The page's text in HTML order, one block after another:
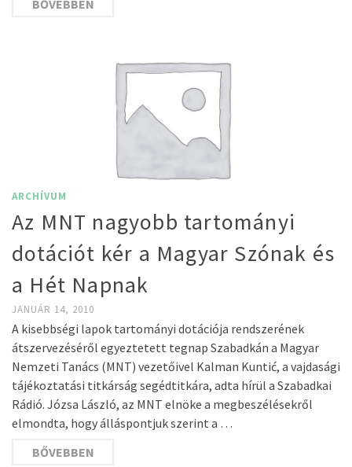
BŐVEBBEN
ARCHÍVUM
Az MNT nagyobb tartományi
dotációt kér a Magyar Szónak és
a Hét Napnak
JANUÁR 14, 2010
A kisebbségi lapok tartományi dotációja rendszerének
átszervezéséről egyeztetett tegnap Szabadkán a Magyar
Nemzeti Tanács (MNT) vezetőivel Kalman Kuntić, a vajdasági
tájékoztatási titkárság segédtitkára, adta hírül a Szabadkai
Rádió. Józsa László, az MNT elnöke a megbeszélésekről
elmondta, hogy álláspontjuk szerint a …
BŐVEBBEN